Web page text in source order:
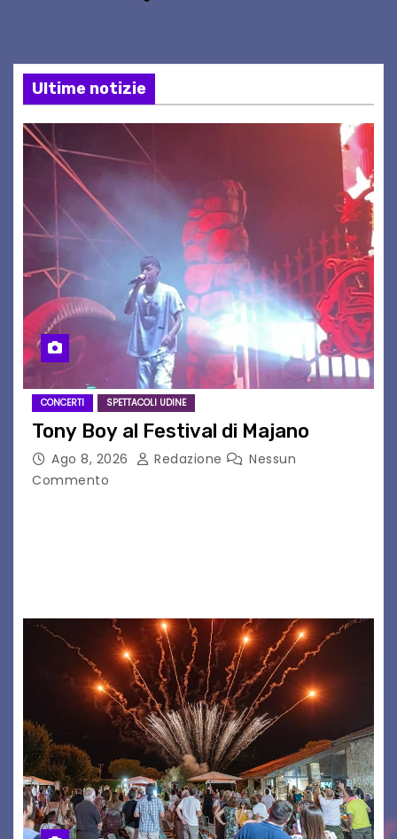
Ultime notizie
CONCERTI SPETTACOLI UDINE
Tony Boy al Festival di Majano
Ago 8, 2026 Redazione
Nessun
Commento